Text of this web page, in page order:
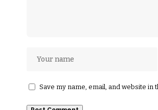
Save my name, email, and website